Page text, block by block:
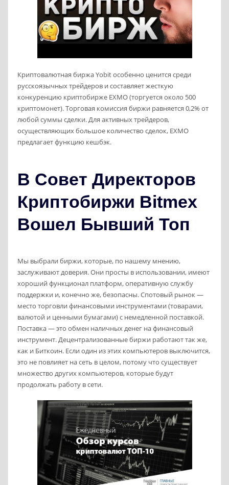
Криптовалютная биржа Yobit особенно ценится среди
русскоязычных трейдеров и составляет жесткую
конкуренцию криптобирже ЕХМО (торгуется около 500
криптомонет). Торговая комиссия биржи равняется 0,2% от
любой суммы сделки. Для активных трейдеров,
осуществляющих большое количество сделок, EXMO
предлагает функцию кешбэк.
В Совет Директоров
Криптобиржи Bitmex
Вошел Бывший Топ
Мы выбрали биржи, которые, по нашему мнению,
заслуживают доверия. Они просты в использовании, имеют
хороший функционал платформ, оперативную службу
поддержки и, конечно же, безопасны. Спотовый рынок —
место торговли финансовыми инструментами (товарами,
валютой и ценными бумагами) с немедленной поставкой.
Поставка — это обмен наличных денег на финансовый
инструмент. Децентрализованные биржи работают так же,
как и Биткоин. Если один из этих компьютеров выключится,
это не повлияет на сеть в целом, потому что существует
множество других компьютеров, которые будут
продолжать работу в сети.